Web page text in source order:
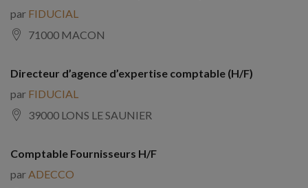
par FIDUCIAL
71000 MACON
Directeur d’agence d’expertise comptable (H/F)
par FIDUCIAL
39000 LONS LE SAUNIER
Comptable Fournisseurs H/F
par ADECCO